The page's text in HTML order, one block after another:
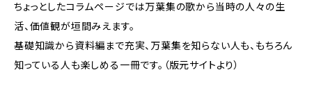
ちょっとしたコラムページでは万葉集の歌から当時の人々の生
活、価値観が垣間みえます。
基礎知識から資料編まで充実、万葉集を知らない人も、もちろん
知っている人も楽しめる一冊です。（版元サイトより）